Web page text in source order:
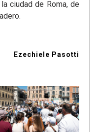
ciudad de Roma, de
Ezechiele Pasotti